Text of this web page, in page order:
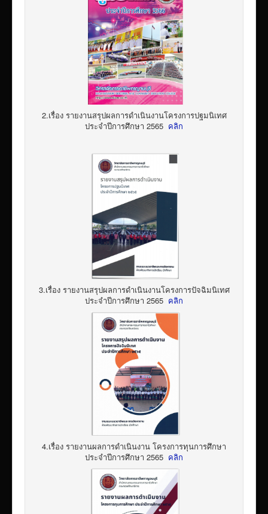
2.เรื่อง รายงานสรุปผลการดำเนินงานโครงการปฐมนิเทศ
ประจำปีการศึกษา 2565 คลิก
3.เรื่อง รายงานสรุปผลการดำเนินงานโครงการปัจฉิมนิเทศ
ประจำปีการศึกษา 2565 คลิก
4.เรื่อง รายงานผลการดำเนินงาน โครงการทุนการศึกษา
ประจำปีการศึกษา 2565 คลิก